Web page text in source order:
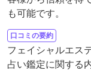
も可能です。
口コミの要約
フェイシャルエス
占い鑑定に関する